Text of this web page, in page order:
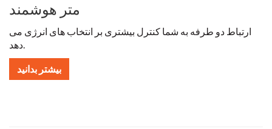
متر هوشمند
ارتباط دو طرفه به شما کنترل بیشتری بر انتخاب های انرژی می
دهد.
بیشتر بدانید